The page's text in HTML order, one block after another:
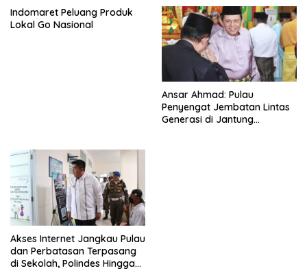
Indomaret Peluang Produk
Lokal Go Nasional
Ansar Ahmad: Pulau
Penyengat Jembatan Lintas
Generasi di Jantung
Akses Internet Jangkau Pulau
dan Perbatasan Terpasang
di Sekolah, Polindes Hingga